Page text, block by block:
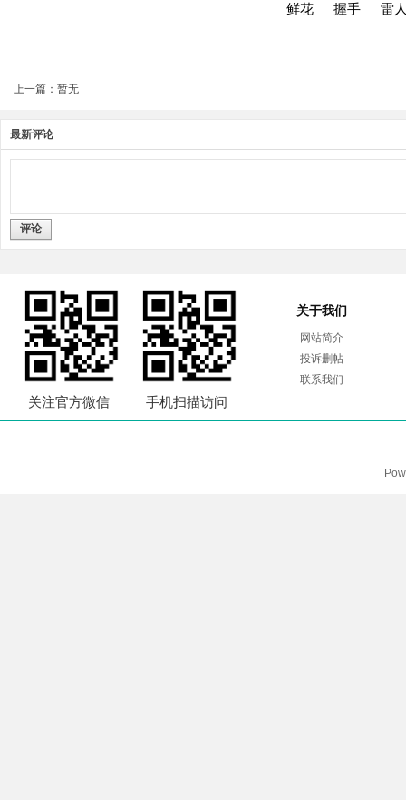
鲜花 握手 雷
上一篇：暂无
最新评论
评论
关注官方微信 手机扫描访问
关于我们
网站简介
投诉删帖
联系我们